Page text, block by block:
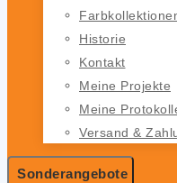
Historie
Kontakt
Meine Projekte
Meine
Versand &
Sonderangebote